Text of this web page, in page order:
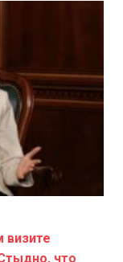
визите
что